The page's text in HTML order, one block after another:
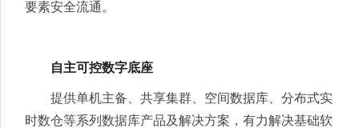
要素安全流通。
自主可控数字底座
提供单机主备、共享集群、空间数据库、分布式实
时数仓等系列数据库产品及解决方案，有力解决基础软